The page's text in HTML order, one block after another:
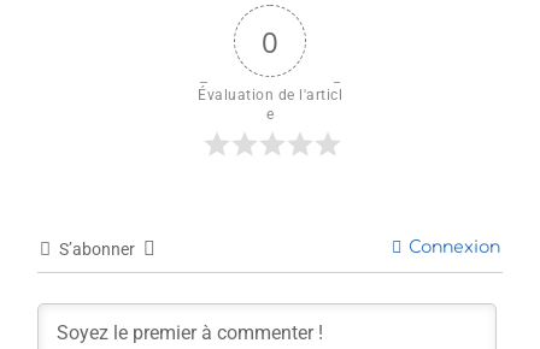
0
Évaluation de l'articl
e
S’abonner Connexion